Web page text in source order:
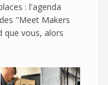
: l'agenda
"Meet Makers
vous, alors